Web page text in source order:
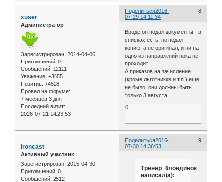
Поделиться 8
2016-
07-29 14:11:34
xuser
Администратор
Зарегистрирован: 2014-04-06
Приглашений: 0
Сообщений: 12111
Уважение: +3655
Позитив: +4528
Провел на форуме:
7 месяцев 3 дня
Последний визит:
2026-07-21 14:23:53
Вроде он подал документы - в
списках есть, но подал
копию, а не оригинал, и ни на
одно из направлений пока не
проходит
А приказов на зачисление
(кроме льготников и т.п.) еще
не было, они должны быть
только 3 августа
0
Поделиться 9
2016-
07-30 14:36:53
Ironcast
Активный участник
Зарегистрирован: 2015-04-30
Приглашений: 0
Сообщений: 2512
Тренер_блондинок
написал(а):